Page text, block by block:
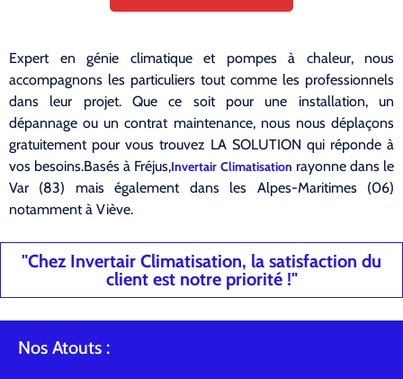
Expert en génie climatique et pompes à chaleur, nous
accompagnons les particuliers tout comme les professionnels
dans leur projet. Que ce soit pour une installation, un
dépannage ou un contrat maintenance, nous nous déplaçons
gratuitement pour vous trouvez LA SOLUTION qui réponde à
vos besoins.Basés à Fréjus,Invertair Climatisation rayonne dans le
Var (83) mais également dans les Alpes-Maritimes (06)
notamment à Viève.
"Chez Invertair Climatisation, la satisfaction du
client est notre priorité !"
Nos Atouts :